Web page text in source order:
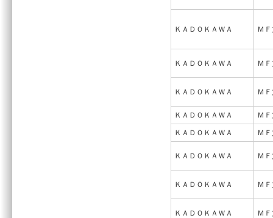
ＫＡＤＯＫＡＷＡ Ｍ
ＫＡＤＯＫＡＷＡ Ｍ
ＫＡＤＯＫＡＷＡ Ｍ
ＫＡＤＯＫＡＷＡ Ｍ
ＫＡＤＯＫＡＷＡ Ｍ
ＫＡＤＯＫＡＷＡ Ｍ
ＫＡＤＯＫＡＷＡ Ｍ
ＫＡＤＯＫＡＷＡ Ｍ